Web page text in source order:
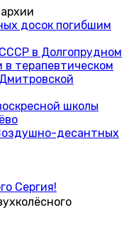
досок погибшим
в Долгопрудном
терапевтическом
школы
десантных
Сергия!